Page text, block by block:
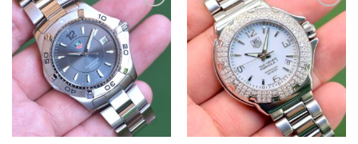
Add to
Wishlist
Add to
Wishlist